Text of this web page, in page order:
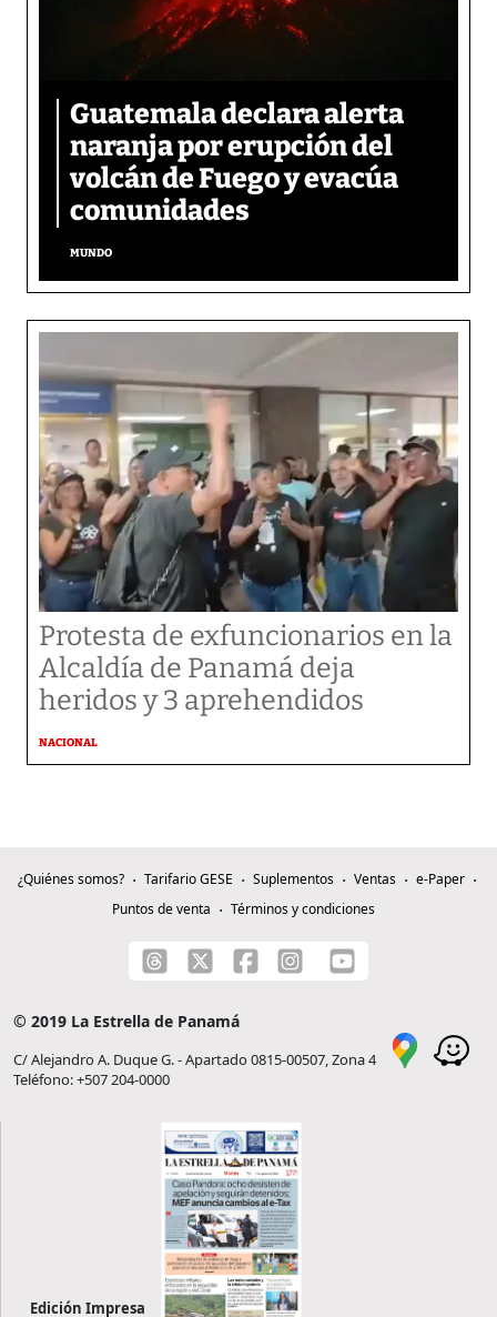
Guatemala declara alerta
naranja por erupción del
volcán de Fuego y evacúa
comunidades
MUNDO
Protesta de exfuncionarios en la
Alcaldía de Panamá deja
heridos y 3 aprehendidos
NACIONAL
¿Quiénes somos? Tarifario GESE Suplementos Ventas
e-Paper
Puntos de venta
Términos y condiciones
© 2019 La Estrella de Panamá
C/ Alejandro A. Duque G. - Apartado 0815-00507, Zona 4
Teléfono: +507 204-0000
Edición Impresa